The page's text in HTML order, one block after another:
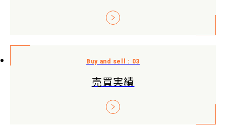
売買実績